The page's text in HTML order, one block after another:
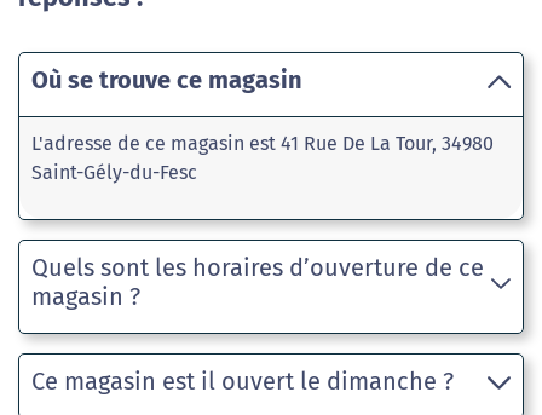
Où se trouve ce magasin
L'adresse de ce magasin est 41 Rue De La Tour, 34980
Saint-Gély-du-Fesc
Quels sont les horaires d’ouverture de ce
magasin ?
Ce magasin est il ouvert le dimanche ?